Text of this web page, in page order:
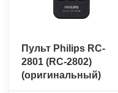
Пульт Philips RC-
2801 (RC-2802)
(оригинальный)